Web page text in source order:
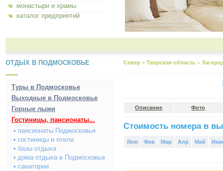
монастыри и храмы
каталог предприятий
ОТДЫХ В ПОДМОСКОВЬЕ
Туры в Подмосковье
Выходные в Подмосковье
Горные лыжи
Гостиницы, пансионаты...
• пансионаты Подмосковья
• гостиницы и отели
• базы отдыха
• дома отдыха в Подмосковье
• санатории
Север > Тверская область >
Описание Фото
Стоимость номера в
Янв Фев Мар Апр Май Июн